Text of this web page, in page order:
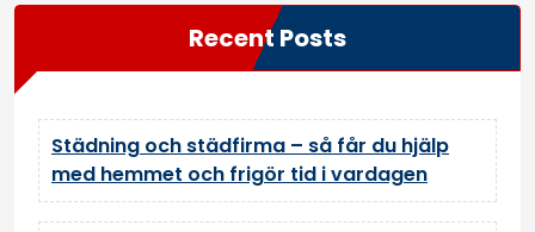
Recent Posts
Städning och städfirma – så får du hjälp
med hemmet och frigör tid i vardagen